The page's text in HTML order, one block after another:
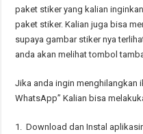
paket stiker yang kalian
paket stiker. Kalian juga bisa
supaya gambar stiker nya
anda akan melihat tombol
Jika anda ingin menghilangkan
WhatsApp” Kalian bisa
1. Download dan Instal